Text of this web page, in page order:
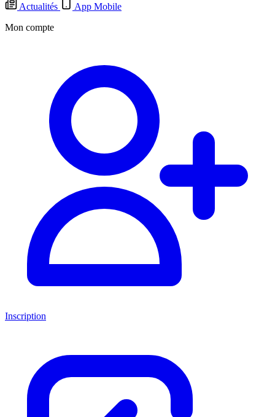
Actualités
App Mobile
Mon compte
Inscription